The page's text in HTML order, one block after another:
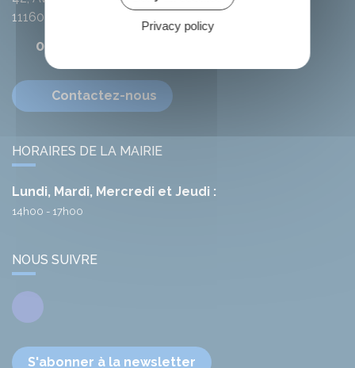
11160
04 68 78 01 41
Contactez-nous
HORAIRES DE LA MAIRIE
Lundi, Mardi, Mercredi et Jeudi :
14h00 - 17h00
NOUS SUIVRE
Facebook
S'abonner à la newsletter
Privacy policy